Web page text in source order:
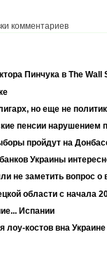
комментариев
Пинчука в The Wall
но еще не политик
пенсии нарушением
пройдут на
Украины
не заметить вопрос
области с начала
Испании
лоу-костов вна Украине